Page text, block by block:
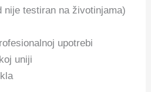
nije testiran na životinjama)
upotrebi
uniji